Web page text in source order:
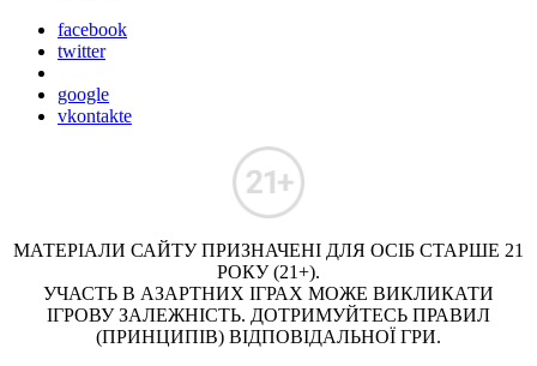
facebook
twitter
google
vkontakte
МАТЕРІАЛИ САЙТУ ПРИЗНАЧЕНІ ДЛЯ ОСІБ СТАРШЕ 21
РОКУ (21+).
УЧАСТЬ В АЗАРТНИХ ІГРАХ МОЖЕ ВИКЛИКАТИ
ІГРОВУ ЗАЛЕЖНІСТЬ. ДОТРИМУЙТЕСЬ ПРАВИЛ
(ПРИНЦИПІВ) ВІДПОВІДАЛЬНОЇ ГРИ.